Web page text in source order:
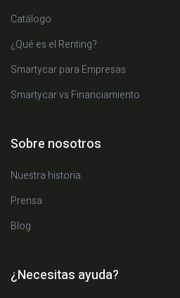
Catálogo
¿Qué es el Renting?
Smartycar para Empresas
Smartycar vs Financiamiento
Sobre nosotros
Nuestra historia
Prensa
Blog
¿Necesitas ayuda?